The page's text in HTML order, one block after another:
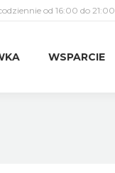
od 16:00 do 21:00
WSPARCIE